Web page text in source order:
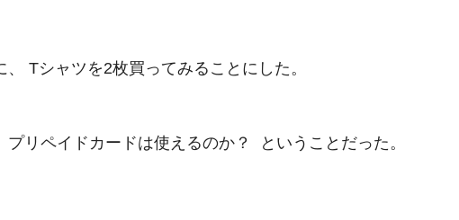
Tシャツを2枚買ってみることにした。
リペイドカードは使えるのか？ ということだった。